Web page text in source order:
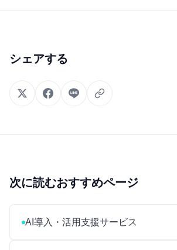
シェアする
次に読むおすすめページ
AI導入・活用支援サービス